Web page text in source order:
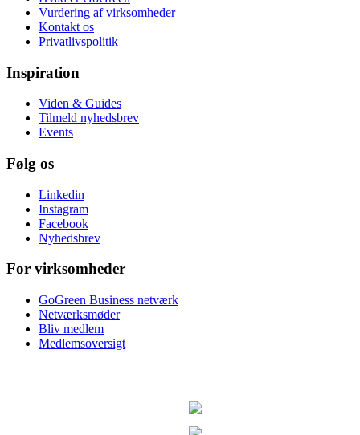
Vurdering af virksomheder
Kontakt os
Privatlivspolitik
Inspiration
Viden & Guides
Tilmeld nyhedsbrev
Events
Følg os
Linkedin
Instagram
Facebook
Nyhedsbrev
For virksomheder
GoGreen Business netværk
Netværksmøder
Bliv medlem
Medlemsoversigt